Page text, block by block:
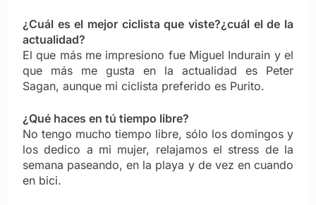
¿Cuál es el mejor ciclista que viste?¿cuál el de la
actualidad?
El que más me impresiono fue Miguel Indurain y el
que más me gusta en la actualidad es Peter
Sagan, aunque mi ciclista preferido es Purito.
¿Qué haces en tú tiempo libre?
No tengo mucho tiempo libre, sólo los domingos y
los dedico a mi mujer, relajamos el stress de la
semana paseando, en la playa y de vez en cuando
en bici.